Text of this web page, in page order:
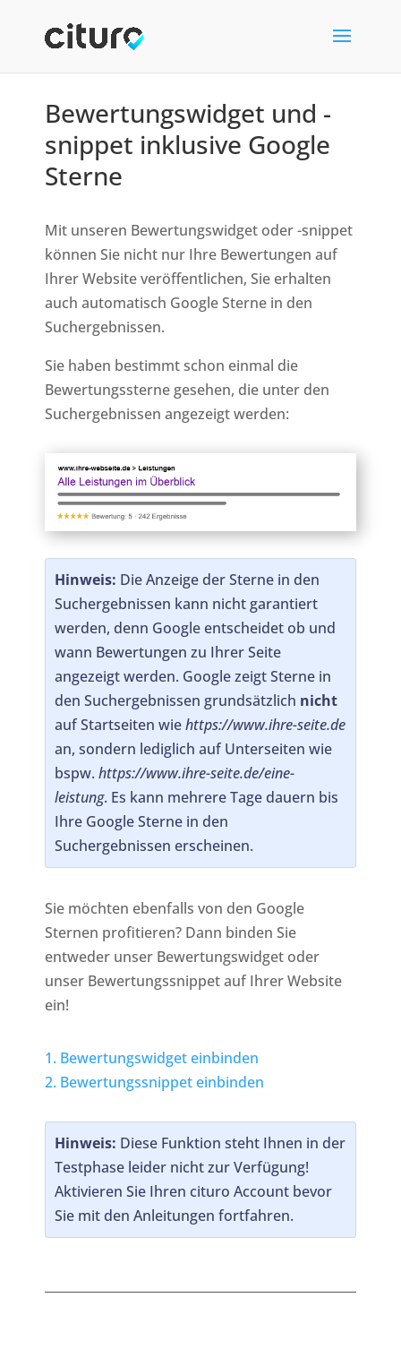
Bewertungswidget und -
snippet inklusive Google
Sterne
Mit unseren Bewertungswidget oder -snippet
können Sie nicht nur Ihre Bewertungen auf
Ihrer Website veröffentlichen, Sie erhalten
auch automatisch Google Sterne in den
Suchergebnissen.
Sie haben bestimmt schon einmal die
Bewertungssterne gesehen, die unter den
Suchergebnissen angezeigt werden:
Hinweis: Die Anzeige der Sterne in den
Suchergebnissen kann nicht garantiert
werden, denn Google entscheidet ob und
wann Bewertungen zu Ihrer Seite
angezeigt werden. Google zeigt Sterne in
den Suchergebnissen grundsätzlich nicht
auf Startseiten wiehttps://www.ihre-seite.de
an, sondern lediglich auf Unterseiten wie
bspw. https://www.ihre-seite.de/eine-
leistung. Es kann mehrere Tage dauern bis
Ihre Google Sterne in den
Suchergebnissen erscheinen.
Sie möchten ebenfalls von den Google
Sternen profitieren? Dann binden Sie
entweder unser Bewertungswidget oder
unser Bewertungssnippet auf Ihrer Website
ein!
1. Bewertungswidget einbinden
2. Bewertungssnippet einbinden
Hinweis: Diese Funktion steht Ihnen in der
Testphase leider nicht zur Verfügung!
Aktivieren Sie Ihren cituro Account bevor
Sie mit den Anleitungen fortfahren.